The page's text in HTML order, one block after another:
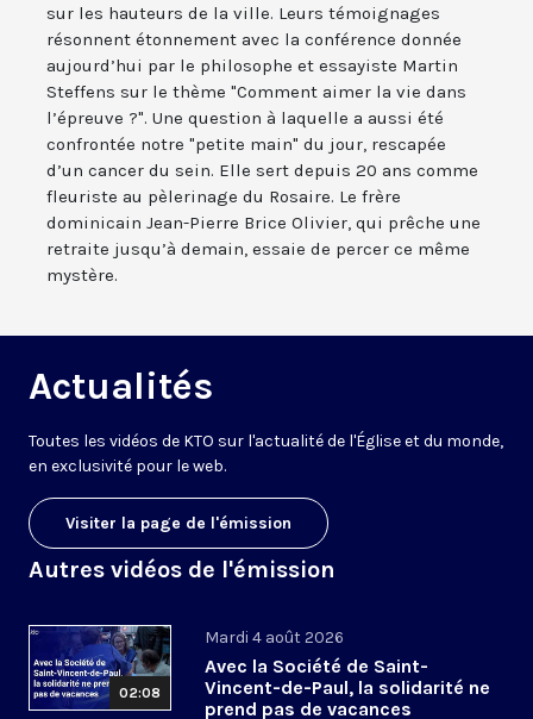
sur les hauteurs de la ville. Leurs témoignages
résonnent étonnement avec la conférence donnée
aujourd’hui par le philosophe et essayiste Martin
Steffens sur le thème "Comment aimer la vie dans
l’épreuve ?". Une question à laquelle a aussi été
confrontée notre "petite main" du jour, rescapée
d’un cancer du sein. Elle sert depuis 20 ans comme
fleuriste au pèlerinage du Rosaire. Le frère
dominicain Jean-Pierre Brice Olivier, qui prêche une
retraite jusqu’à demain, essaie de percer ce même
mystère.
Actualités
Toutes les vidéos de KTO sur l'actualité de l'Église et du monde,
en exclusivité pour le web.
Visiter la page de l'émission
Autres vidéos de l'émission
02:08
Mardi 4 août 2026
Avec la Société de Saint-
Vincent-de-Paul, la solidarité ne
prend pas de vacances